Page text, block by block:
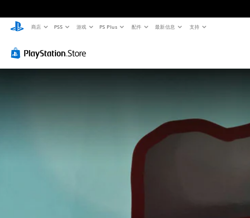
商店 PS5 游戏 PS Plus 配件 最新信息 支持